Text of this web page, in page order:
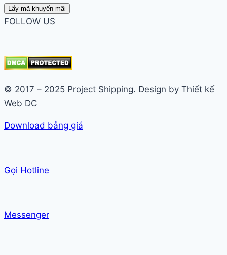
Lấy mã khuyến mãi
FOLLOW US
© 2017 – 2025 Project Shipping. Design by Thiết kế
Web DC
Download bảng giá
Gọi Hotline
Messenger